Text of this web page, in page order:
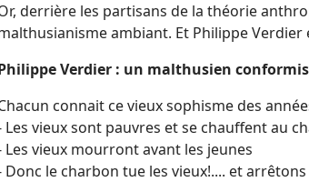
derrière les partisans de la théorie
ambiant. Et Philippe
Verdier : un malthusien
connait ce vieux sophisme des
Les vieux sont pauvres et se chauffent au
Les vieux mourront avant les jeunes
Donc le charbon tue les vieux!.... et